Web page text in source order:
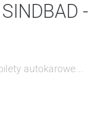
-
autokarowe...